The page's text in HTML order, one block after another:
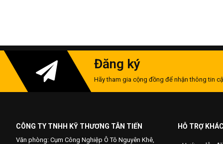
Đăng ký
Hãy tham gia cộng đồng để nhận thông tin
CÔNG TY TNHH KỸ THƯƠNG TÂN TIẾN
Văn phòng: Cụm Công Nghiệp Ô Tô Nguyên Khê,
HỖ TRỢ